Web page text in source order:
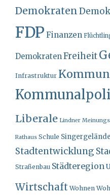
Demokraten
FDP Finanzen
DemokratenFreiheit
Infrastruktur
Liberale Lindner
Rathaus Schule Singergelände
Stadtentwicklung
Straßenbau Städteregion
Wirtschaft Wohnen